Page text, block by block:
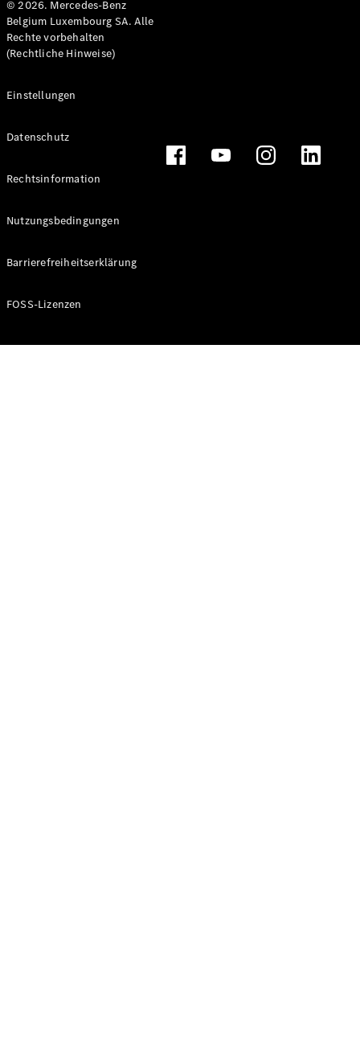
© 2026. Mercedes-Benz
Belgium Luxembourg SA. Alle
Rechte vorbehalten
(Rechtliche Hinweise)
Einstellungen
Datenschutz
Rechtsinformation
Nutzungsbedingungen
Barrierefreiheitserklärung
FOSS-Lizenzen